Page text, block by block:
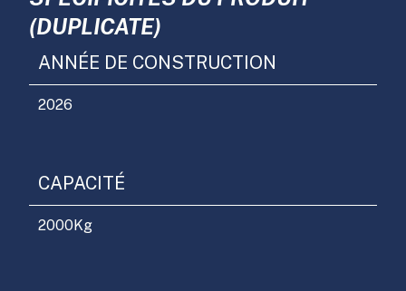
(DUPLICATE)
ANNÉE DE CONSTRUCTION
2026
CAPACITÉ
2000Kg